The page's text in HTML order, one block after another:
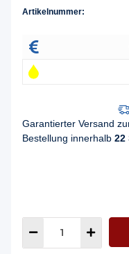
Artikelnummer:
Garantierter Versand
Bestellung innerhalb 22